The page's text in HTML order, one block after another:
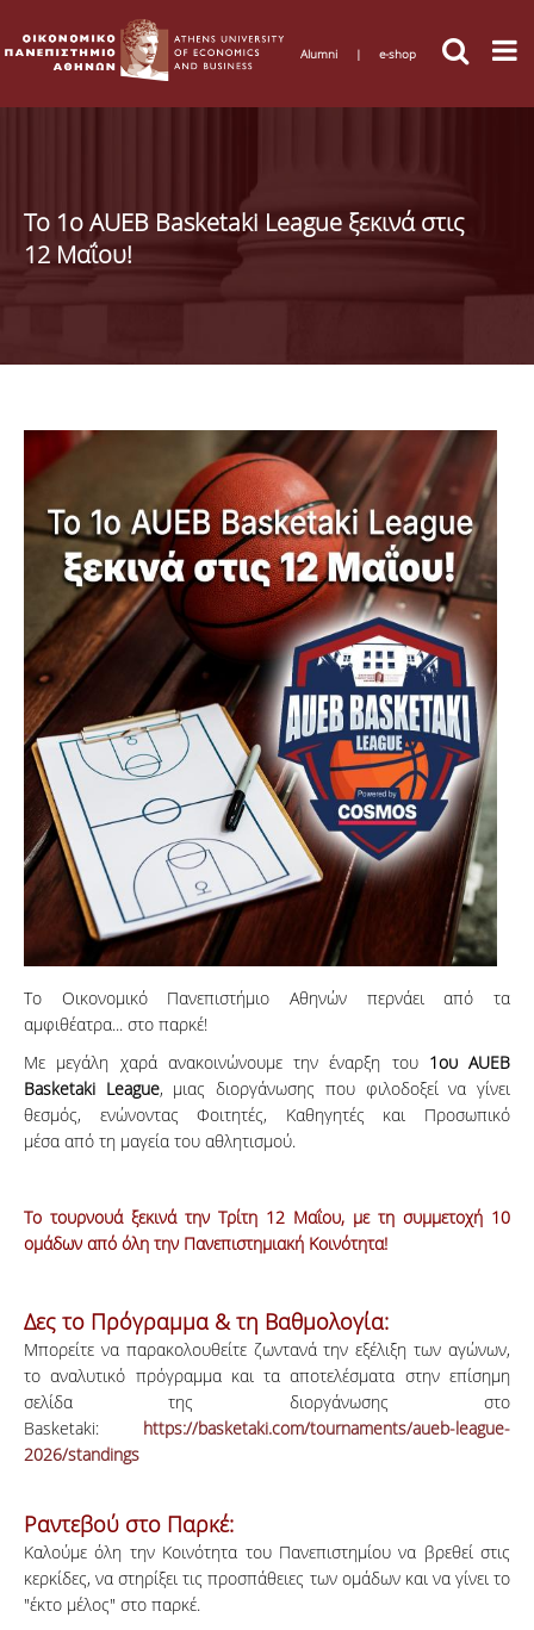
Alumni | e-shop
Το 1ο AUEB Basketaki League ξεκινά στις
12 Μαΐου!
Το Οικονομικό Πανεπιστήμιο Αθηνών περνάει από τα
αμφιθέατρα... στο παρκέ!
Με μεγάλη χαρά ανακοινώνουμε την έναρξη του 1ου AUEB
Basketaki League, μιας διοργάνωσης που φιλοδοξεί να γίνει
θεσμός, ενώνοντας Φοιτητές, Καθηγητές και Προσωπικό
μέσα από τη μαγεία του αθλητισμού.
Το τουρνουά ξεκινά την Τρίτη 12 Μαΐου, με τη συμμετοχή 10
ομάδων από όλη την Πανεπιστημιακή Κοινότητα!
Δες το Πρόγραμμα & τη Βαθμολογία:
Μπορείτε να παρακολουθείτε ζωντανά την εξέλιξη των αγώνων,
το αναλυτικό πρόγραμμα και τα αποτελέσματα στην επίσημη
σελίδα της διοργάνωσης στο
Basketaki: https://basketaki.com/tournaments/aueb-league-
2026/standings
Ραντεβού στο Παρκέ:
Καλούμε όλη την Κοινότητα του Πανεπιστημίου να βρεθεί στις
κερκίδες, να στηρίξει τις προσπάθειες των ομάδων και να γίνει το
"έκτο μέλος" στο παρκέ.